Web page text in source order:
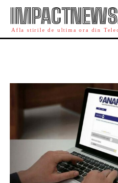
Afla stirile de ultima ora din